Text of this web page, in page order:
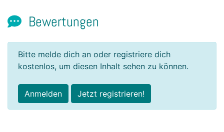
Bewertungen
Bitte melde dich an oder registriere dich
kostenlos, um diesen Inhalt sehen zu können.
Anmelden Jetzt registrieren!